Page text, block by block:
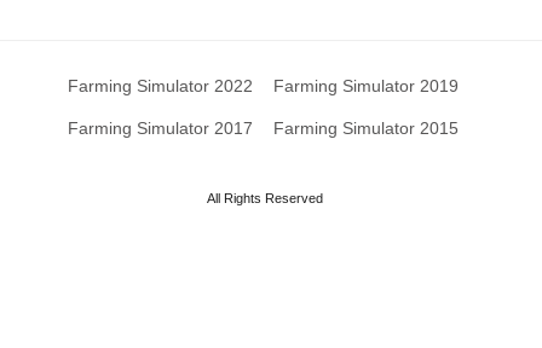
Farming Simulator 2022 Farming Simulator 2019
Farming Simulator 2017 Farming Simulator 2015
All Rights Reserved